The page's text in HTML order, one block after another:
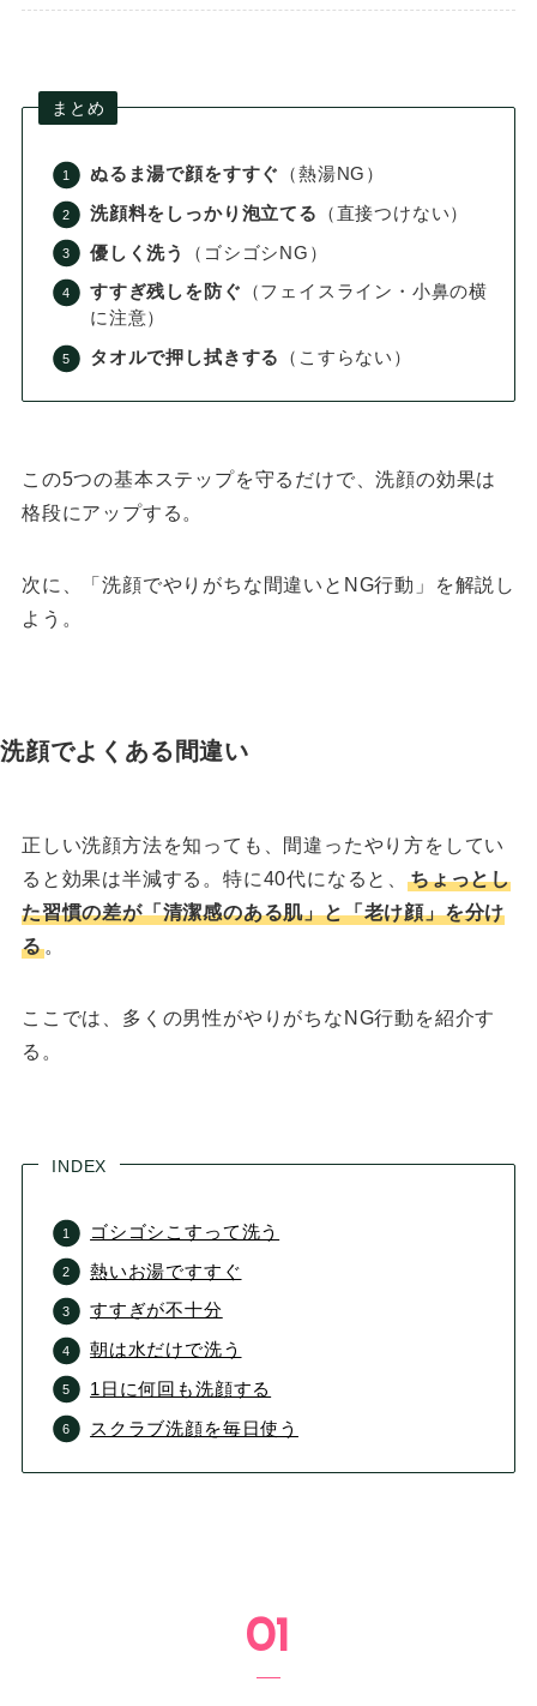
まとめ
ぬるま湯で顔をすすぐ
（熱湯NG）
洗顔料をしっかり泡立てる
（直接つけない）
優しく洗う
（ゴシゴシNG）
すすぎ残しを防ぐ （フェイスライン・小鼻の横
に注意）
タオルで押し拭きする
（こすらない）
この5つの基本ステップを守るだけで、洗顔の効果は
格段にアップする。
次に、「洗顔でやりがちな間違いとNG行動」を解説し
よう。
洗顔でよくある間違い
正しい洗顔方法を知っても、間違ったやり方をしてい
ると効果は半減する。特に40代になると、ちょっとし
た習慣の差が「清潔感のある肌」と「老け顔」を分け
る。
ここでは、多くの男性がやりがちなNG行動を紹介す
る。
INDEX
ゴシゴシこすって洗う
熱いお湯ですすぐ
すすぎが不十分
朝は水だけで洗う
1日に何回も洗顔する
スクラブ洗顔を毎日使う